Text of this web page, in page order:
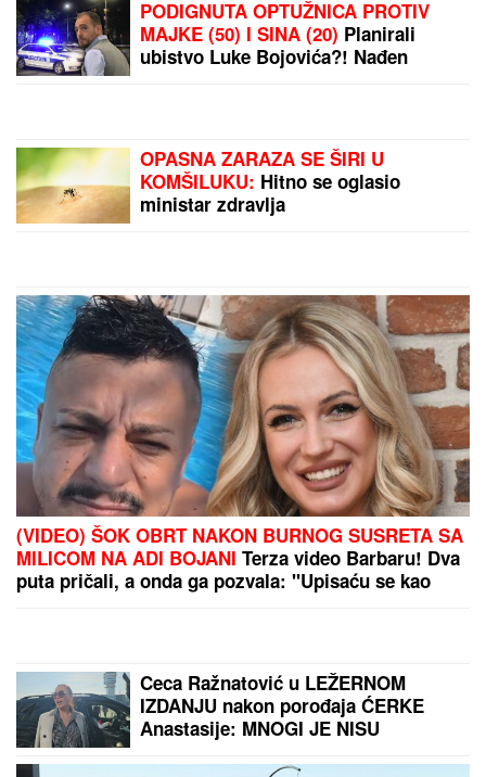
OGLASILA SE TANJA SAVIĆ NAKON
ŠTO JE BRŽE-BOLJE PREKINULA
KONCERT "Meni to mnogo znači",
čim je shvatila da situacija IZMIČE
KONTROLI morala da reaguje
IVAN MARINKOVIĆ JE ZA NJOM
GUBIO GLAVU
lepotica koju smo gledali u "Farmi",